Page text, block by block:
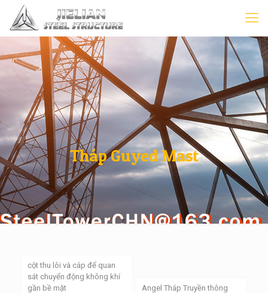
Tháp Guyed Mast
cột thu lôi và cáp để quan
sát chuyển động không khí
gần bề mặt
Angel Tháp Truyền thông